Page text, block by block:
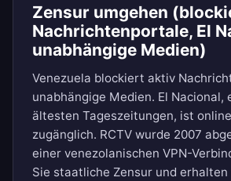
Zensur umgehen
Nachrichtenportale, El
unabhängige Medien)
Venezuela blockiert aktiv
unabhängige Medien. El Nacional,
ältesten Tageszeitungen, ist
zugänglich. RCTV wurde 2007
einer venezolanischen VPN-
Sie staatliche Zensur und erhalten